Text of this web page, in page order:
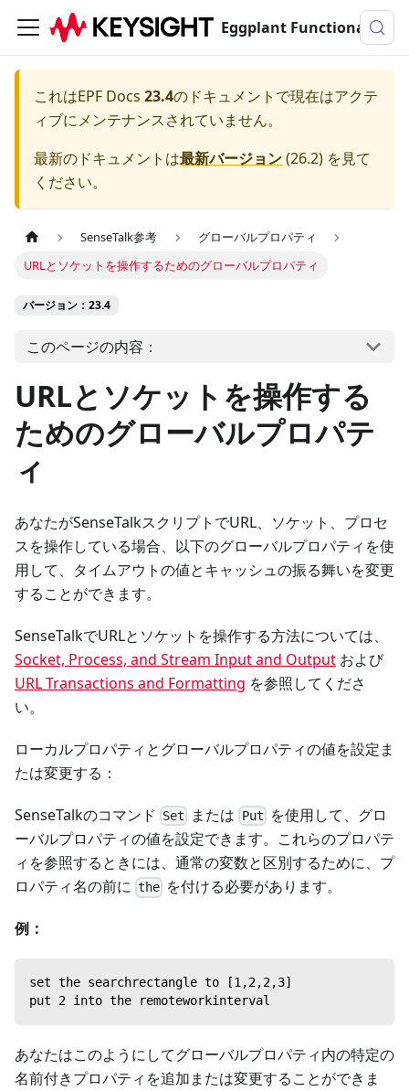
Eggplant Functionalのドキュメンテーション
これはEPF Docs 23.4のドキュメントで現在はアクテ
ィブにメンテナンスされていません。
最新のドキュメントは最新バージョン(26.2) を見て
ください。
SenseTalk参考
グローバルプロパティ
URLとソケットを操作するためのグローバルプロパティ
バージョン：23.4
このページの内容：
URLとソケットを操作する
ためのグローバルプロパテ
ィ
あなたがSenseTalkスクリプトでURL、ソケット、プロセ
スを操作している場合、以下のグローバルプロパティを使
用して、タイムアウトの値とキャッシュの振る舞いを変更
することができます。
SenseTalkでURLとソケットを操作する方法については、
Socket, Process, and Stream Input and Output および
URL Transactions and Formatting を参照してくださ
い。
ローカルプロパティとグローバルプロパティの値を設定ま
たは変更する：
SenseTalkのコマンド Set または Put を使用して、グロ
ーバルプロパティの値を設定できます。これらのプロパテ
ィを参照するときには、通常の変数と区別するために、プ
ロパティ名の前に the を付ける必要があります。
例：
set the searchrectangle to [1,2,2,3]
put 2 into the remoteworkinterval
あなたはこのようにしてグローバルプロパティ内の特定の
名前付きプロパティを追加または変更することができま